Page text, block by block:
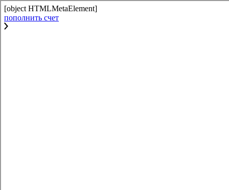
[object HTMLMetaElement]
пополнить счет